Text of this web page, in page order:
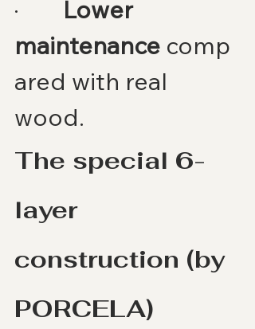
· Lower
maintenance comp
ared with real
wood.
The special 6-
layer
construction (by
PORCELA)